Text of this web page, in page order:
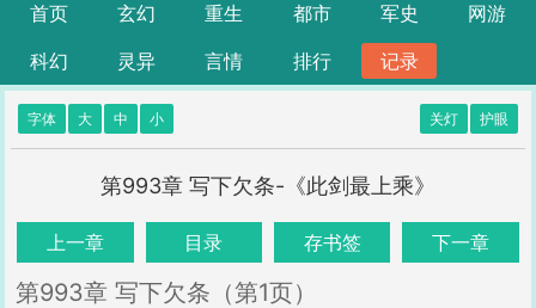
首页 玄幻 重生 都市 军史
网游
科幻
灵异 言情 排行 记录
字体 大 中 小 关灯 护眼
第993章 写下欠条-《此剑最上乘》
上一章 目录 存书签 下一章
第993章 写下欠条（第1页）